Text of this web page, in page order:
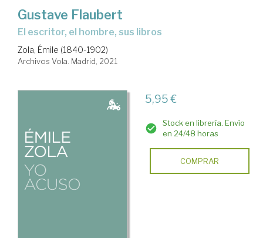
Gustave Flaubert
el escritor, el hombre, sus libros
Zola, Émile (1840-1902)
Archivos Vola. Madrid, 2021
5,95 €
Stock en librería. Envío
en 24/48 horas
COMPRAR